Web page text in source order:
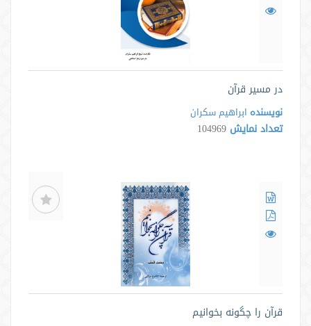
در مسیر قرآن
نویسنده ابراهیم سکران
تعداد نمایش 104969
قرآن را چگونه بخوانیم